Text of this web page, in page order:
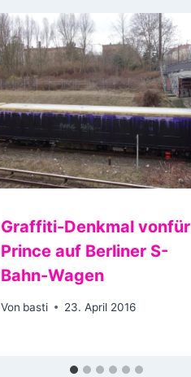
Graffiti-Denkmal vonfür
Prince auf Berliner S-
Bahn-Wagen
Von basti 23. April 2016